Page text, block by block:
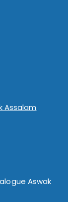
Assalam
Aswak